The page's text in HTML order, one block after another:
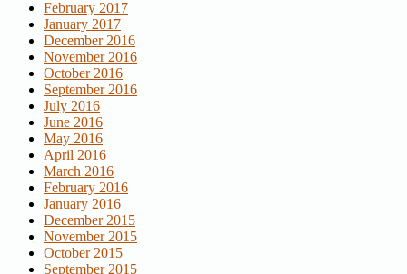
February 2017
January 2017
December 2016
November 2016
October 2016
September 2016
July 2016
June 2016
May 2016
April 2016
March 2016
February 2016
January 2016
December 2015
November 2015
October 2015
September 2015